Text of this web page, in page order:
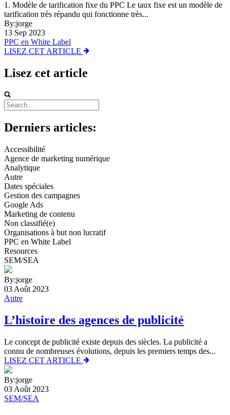
1. Modèle de tarification fixe du PPC Le taux fixe est un modèle de
tarification très répandu qui fonctionne très...
By:jorge
13 Sep 2023
PPC en White Label
LISEZ CET ARTICLE
Lisez cet article
Derniers articles:
Accessibilité
Agence de marketing numérique
Analytique
Autre
Dates spéciales
Gestion des campagnes
Google Ads
Marketing de contenu
Non classifié(e)
Organisations à but non lucratif
PPC en White Label
Resources
SEM/SEA
By:jorge
03 Août 2023
Autre
L’histoire des agences de publicité
Le concept de publicité existe depuis des siècles. La publicité a
connu de nombreuses évolutions, depuis les premiers temps des...
LISEZ CET ARTICLE
By:jorge
03 Août 2023
SEM/SEA